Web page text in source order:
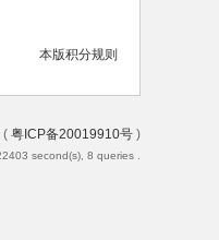
本版积分规则
( 粤ICP备20019910号 )
second(s), 8 queries .